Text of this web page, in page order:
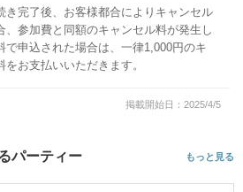
き完了後、お客様都合によりキャンセル
、参加費と同額のキャンセル料が発生し
で申込された場合は、一律1,000円のキ
をお支払いいただきます。
掲載開始日：2025/4/5
パーティー もっと見る